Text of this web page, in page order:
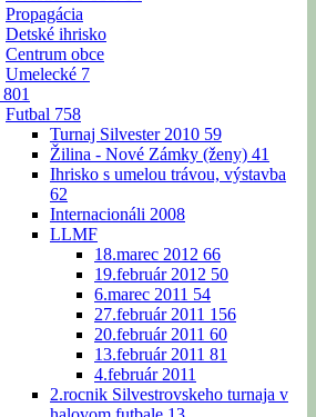
Propagácia
Detské ihrisko
Centrum obce
Umelecké 7
801
Futbal 758
Turnaj Silvester 2010 59
Žilina - Nové Zámky (ženy) 41
Ihrisko s umelou trávou, výstavba
62
Internacionáli 2008
LLMF
18.marec 2012 66
19.február 2012 50
6.marec 2011 54
27.február 2011 156
20.február 2011 60
13.február 2011 81
4.február 2011
2.rocnik Silvestrovskeho turnaja v